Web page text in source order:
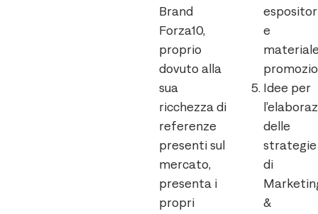
Brand
Forza10,
proprio
dovuto alla
sua
ricchezza di
referenze
presenti sul
mercato,
presenta i
propri
e
Idee per
delle
strategie
di
&